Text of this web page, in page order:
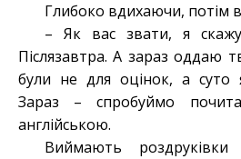
Глибоко вдихаючи, потім
– Як вас звати, я скажу
Післязавтра. А зараз оддаю
були не для оцінок, а суто
Зараз – спробуймо
англійською.
Виймають